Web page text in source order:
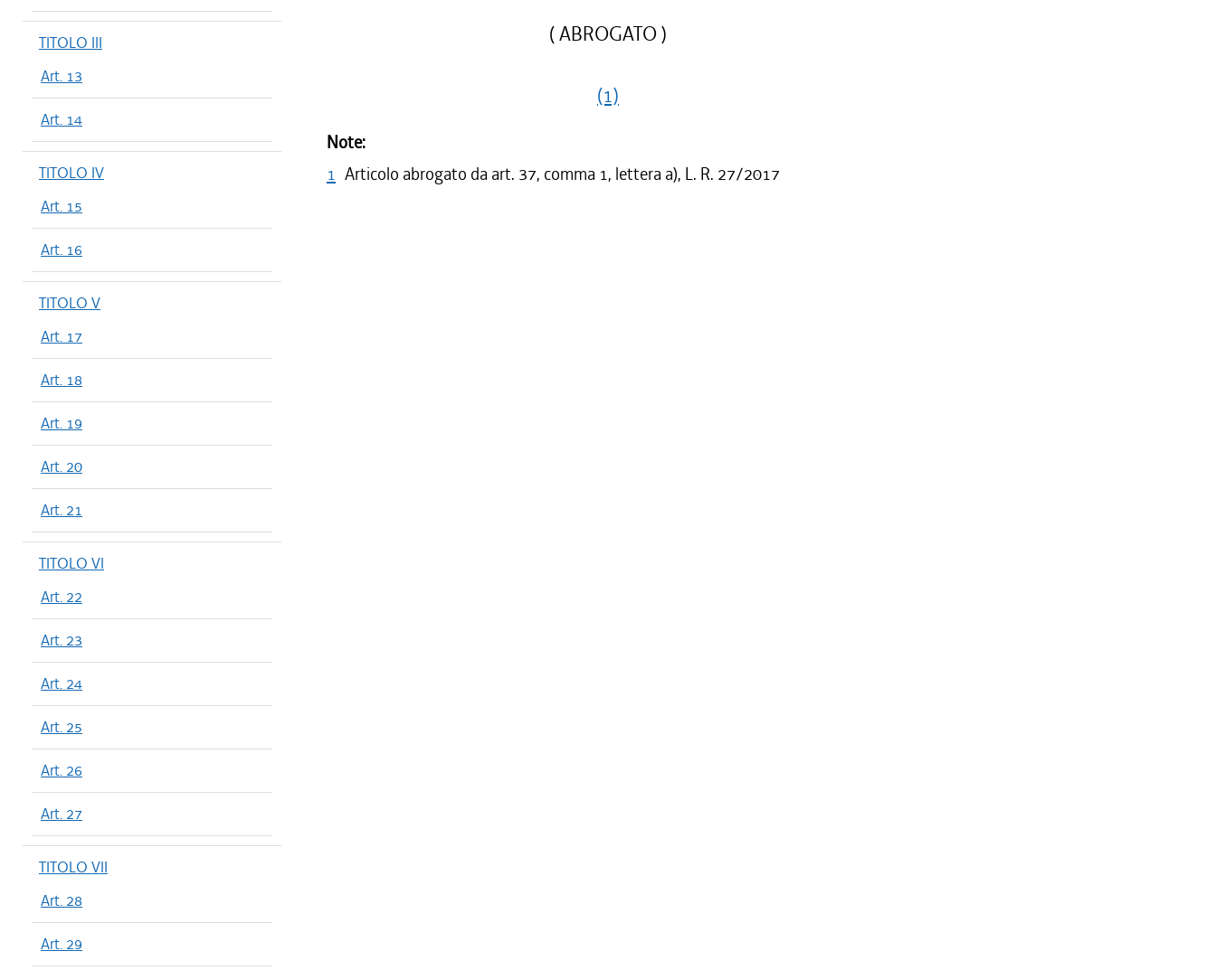
TITOLO III
Art. 13
Art. 14
TITOLO IV
Art. 15
Art. 16
TITOLO V
Art. 17
Art. 18
Art. 19
Art. 20
Art. 21
TITOLO VI
Art. 22
Art. 23
Art. 24
Art. 25
Art. 26
Art. 27
TITOLO VII
Art. 28
Art. 29
( ABROGATO )
(1)
Note:
1 Articolo abrogato da art. 37, comma 1, lettera a), L. R. 27/2017